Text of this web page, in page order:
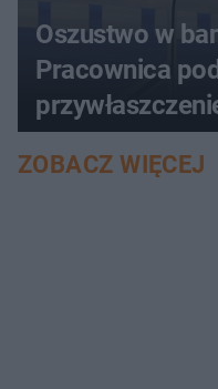
Oszustwo w
Pracownica
ZOBACZ WIĘCEJ